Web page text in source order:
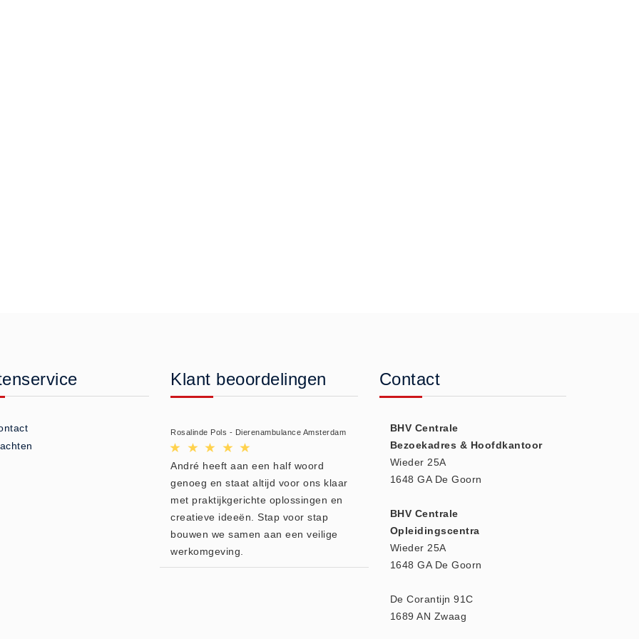
Klant beoordelingen
Rosalinde Pols - Dierenambulance Amsterdam
André heeft aan een half woord
genoeg en staat altijd voor ons klaar
met praktijkgerichte oplossingen en
creatieve ideeën. Stap voor stap
bouwen we samen aan een veilige
werkomgeving.
Contact
BHV Centrale
Bezoekadres & Hoofdkantoor
Wieder 25A
1648 GA De Goorn
BHV Centrale
Opleidingscentra
Wieder 25A
1648 GA De Goorn
De Corantijn 91C
1689 AN Zwaag